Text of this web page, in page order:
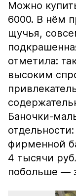
Можно
6000. В нём
щучья,
отметила:
высоким
Баночки-
фирменной
4 тысячи
побольше —